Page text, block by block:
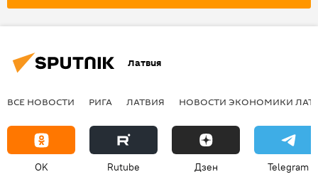
Латвия
ВСЕ НОВОСТИ РИГА ЛАТВИЯ НОВОСТИ ЭКОНОМИКИ
OK Rutube Дзен Telegram